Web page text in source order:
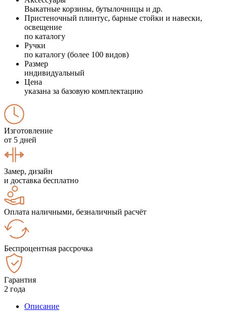
Выкатные корзины, бутылочницы и др.
Пристеночный плинтус, барные стойки и навески,
освещение
по каталогу
Ручки
по каталогу (более 100 видов)
Размер
индивидуальный
Цена
указана за базовую комплектацию
Изготовление
от 5 дней
Замер, дизайн
и доставка бесплатно
Оплата наличными, безналичный расчёт
Беспроцентная рассрочка
Гарантия
2 года
Описание